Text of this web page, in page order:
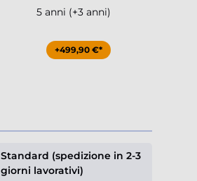
5 anni (+3 anni)
+499,90 €*
Standard (spedizione in 2-3
giorni lavorativi)